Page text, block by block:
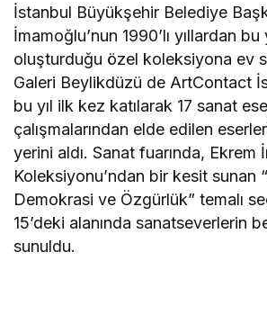
İstanbul Büyükşehir Belediye
İmamoğlu’nun 1990’lı yıllardan bu
oluşturduğu özel koleksiyona ev
Galeri Beylikdüzü de ArtContact
bu yıl ilk kez katılarak 17 sanat
çalışmalarından elde edilen
yerini aldı. Sanat fuarında, Ekrem
Koleksiyonu’ndan bir kesit sunan
Demokrasi ve Özgürlük” temalı
15’deki alanında sanatseverlerin
sunuldu.